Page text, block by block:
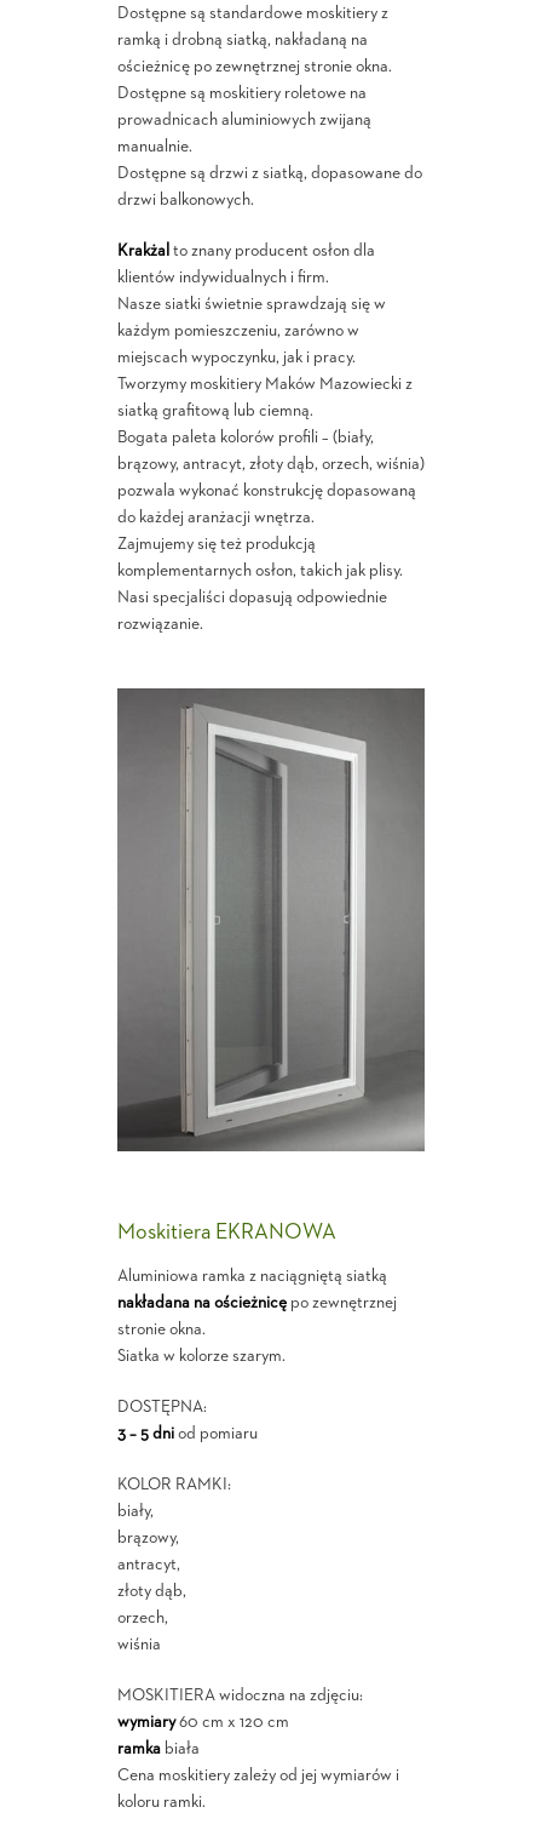
Dostępne są standardowe moskitiery z
ramką i drobną siatką, nakładaną na
ościeżnicę po zewnętrznej stronie okna.
Dostępne są moskitiery roletowe na
prowadnicach aluminiowych zwijaną
manualnie.
Dostępne są drzwi z siatką, dopasowane do
drzwi balkonowych.
Krakżal to znany producent osłon dla
klientów indywidualnych i firm.
Nasze siatki świetnie sprawdzają się w
każdym pomieszczeniu, zarówno w
miejscach wypoczynku, jak i pracy.
Tworzymy moskitiery Maków Mazowiecki z
siatką grafitową lub ciemną.
Bogata paleta kolorów profili – (biały,
brązowy, antracyt, złoty dąb, orzech, wiśnia)
pozwala wykonać konstrukcję dopasowaną
do każdej aranżacji wnętrza.
Zajmujemy się też produkcją
komplementarnych osłon, takich jak plisy.
Nasi specjaliści dopasują odpowiednie
rozwiązanie.
Moskitiera EKRANOWA
Aluminiowa ramka z naciągniętą siatką
nakładana na ościeżnicępo zewnętrznej
stronie okna.
Siatka w kolorze szarym.
DOSTĘPNA:
3 – 5 dniod pomiaru
KOLOR RAMKI:
biały,
brązowy,
antracyt,
złoty dąb,
orzech,
wiśnia
MOSKITIERA widoczna na zdjęciu:
wymiary60 cm x 120 cm
ramkabiała
Cena moskitiery zależy od jej wymiarów i
koloru ramki.